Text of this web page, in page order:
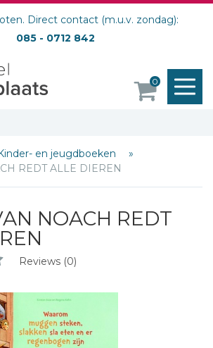
Direct contact (m.u.v. zondag):
085 - 0712 842
0
en jeugdboeken
REDT ALLE DIEREN
NOACH REDT
Reviews (0)